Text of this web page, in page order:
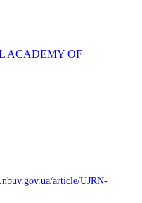
ACADEMY OF
article/UJRN-